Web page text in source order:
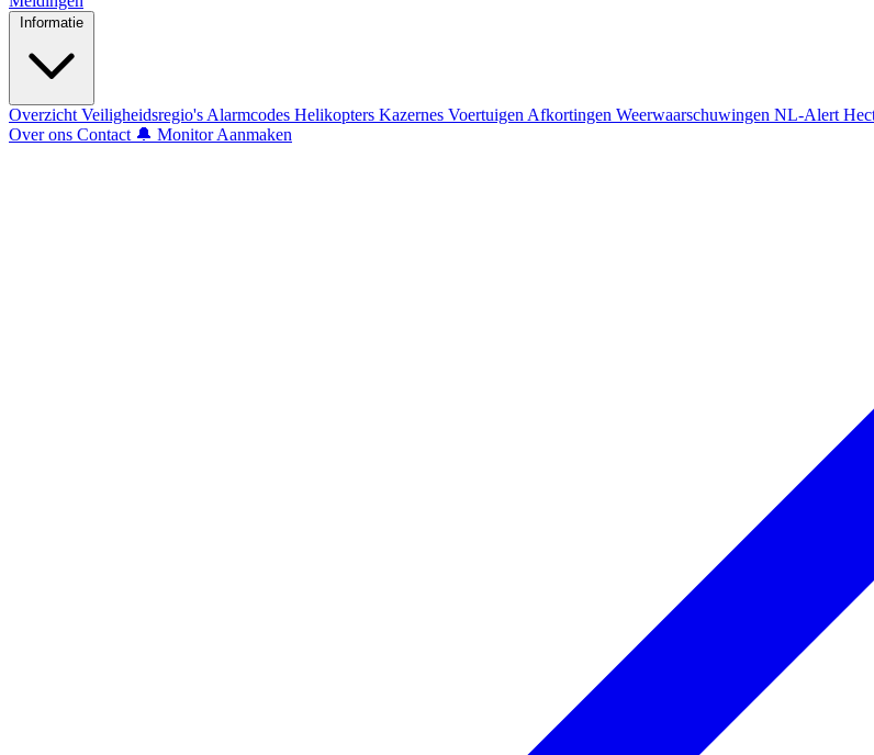
Informatie
Overzicht Veiligheidsregio's Alarmcodes Helikopters Kazernes Voertuigen Afkortingen Weerwaarschuwingen NL-Alert
Over ons Contact 🔔 Monitor Aanmaken